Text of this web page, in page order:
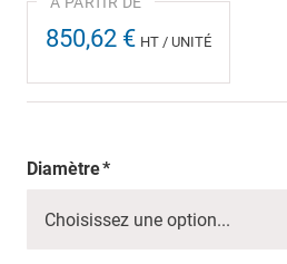
850,62 € HT / UNITÉ
Diamètre